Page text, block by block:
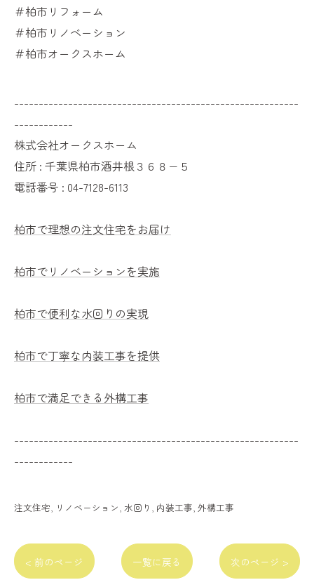
＃柏市リフォーム
＃柏市リノベーション
＃柏市オークスホーム
----------------------------------------------------------
------------
株式会社オークスホーム
住所 : 千葉県柏市酒井根３６８−５
電話番号 : 04-7128-6113
柏市で理想の注文住宅をお届け
柏市でリノベーションを実施
柏市で便利な水回りの実現
柏市で丁寧な内装工事を提供
柏市で満足できる外構工事
----------------------------------------------------------
------------
注文住宅 リノベーション 水回り 内装工事 外構工事
< 前のページ 一覧に戻る 次のページ >